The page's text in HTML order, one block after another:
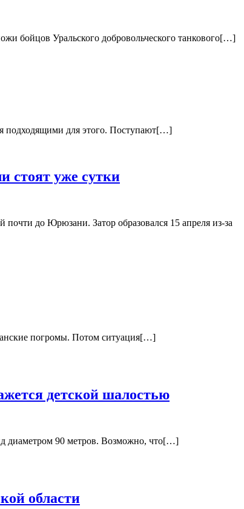
бойцов Уральского добровольческого танкового[…]
подходящими для этого. Поступают[…]
стоят уже сутки
до Юрюзани. Затор образовался 15 апреля из-за
погромы. Потом ситуация[…]
детской шалостью
диаметром 90 метров. Возможно, что[…]
области